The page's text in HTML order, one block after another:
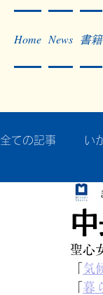
Home News 書籍
全ての記事 い
秘蔵写真200
作った本・作
聖心
気
暮